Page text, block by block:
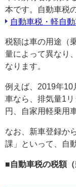
本です。自動車税
自動車税・軽自
税額は車の用途（
量によって異なり
なります。
例えば、2019年10
車なら、排気量1
円、自家用軽乗用
なお、新車登録か
課」といって、自
■自動車税の税額（